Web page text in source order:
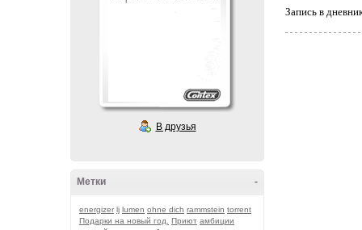
В друзья
-
Метки
energizer lj lumen ohne dich rammstein torrent
Подарки на новый год.
Приют амбиции
Запись в